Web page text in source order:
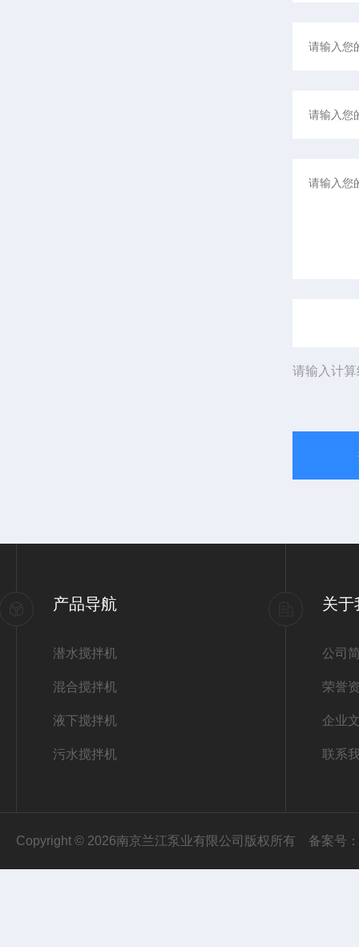
请输入计
产品导航
潜水搅拌机
混合搅拌机
液下搅拌机
污水搅拌机
关于
公司
荣誉
企业
联系
Copyright © 2026南京兰江泵业有限公司版权所有 备案号